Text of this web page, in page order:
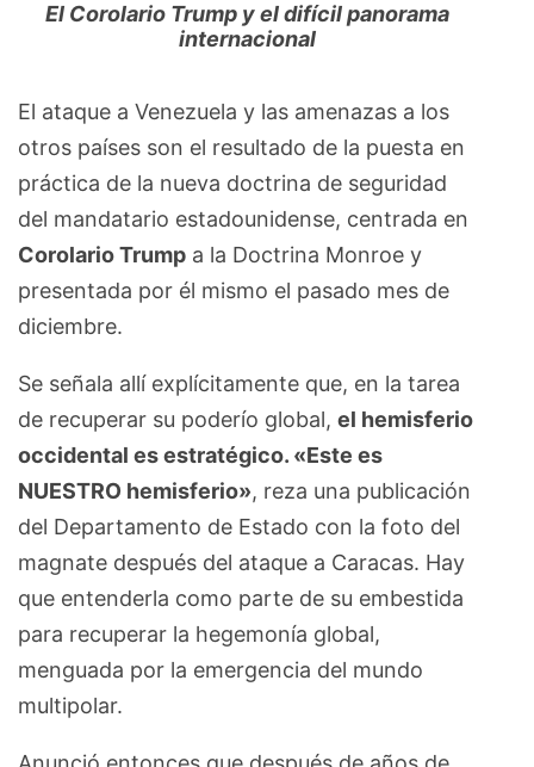
El Corolario Trump y el difícil panorama
internacional
El ataque a Venezuela y las amenazas a los
otros países son el resultado de la puesta en
práctica de la nueva doctrina de seguridad
del mandatario estadounidense, centrada en
Corolario Trump a la Doctrina Monroe y
presentada por él mismo el pasado mes de
diciembre.
Se señala allí explícitamente que, en la tarea
de recuperar su poderío global, el hemisferio
occidental es estratégico. «Este es
NUESTRO hemisferio», reza una publicación
del Departamento de Estado con la foto del
magnate después del ataque a Caracas. Hay
que entenderla como parte de su embestida
para recuperar la hegemonía global,
menguada por la emergencia del mundo
multipolar.